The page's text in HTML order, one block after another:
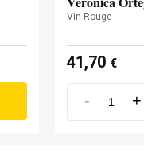
Vin Rouge
41,70 €
- +